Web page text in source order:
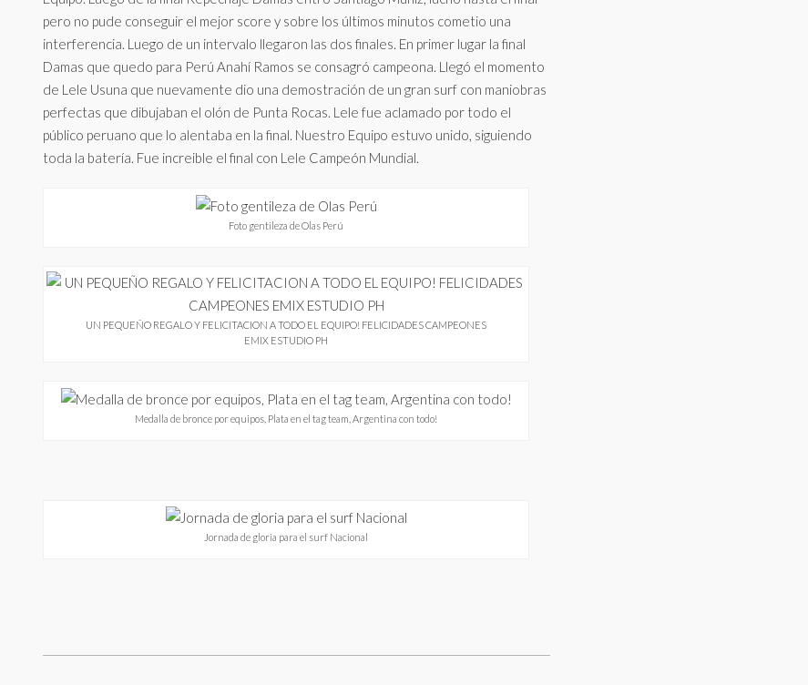
pero no pude conseguir el mejor score y sobre los últimos minutos cometio una
interferencia. Luego de un intervalo llegaron las dos finales. En primer lugar la final
Damas que quedo para Perú Anahí Ramos se consagró campeona. Llegó el momento
de Lele Usuna que nuevamente dio una demostración de un gran surf con maniobras
perfectas que dibujaban el olón de Punta Rocas. Lele fue aclamado por todo el
público peruano que lo alentaba en la final. Nuestro Equipo estuvo unido, siguiendo
toda la batería. Fue increible el final con Lele Campeón Mundial.
Foto gentileza de Olas Perú
UN PEQUEÑO REGALO Y FELICITACION A TODO EL EQUIPO! FELICIDADES CAMPEONES
EMIX ESTUDIO PH
Medalla de bronce por equipos, Plata en el tag team, Argentina con todo!
Jornada de gloria para el surf Nacional